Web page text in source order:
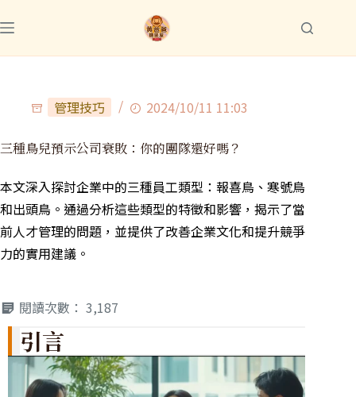
管理技巧 2024/10/11 11:03
三種鳥兒預示公司衰敗：你的團隊還好嗎？
本文深入探討企業中的三種員工類型：報喜鳥、寒號鳥
和出頭鳥。通過分析這些類型的特徵和影響，揭示了當
前人才管理的問題，並提供了改善企業文化和提升競爭
力的實用建議。
閱讀次數： 3,187
引言